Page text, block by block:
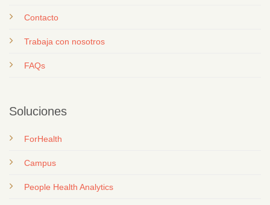
Contacto
Trabaja con nosotros
FAQs
Soluciones
ForHealth
Campus
People Health Analytics